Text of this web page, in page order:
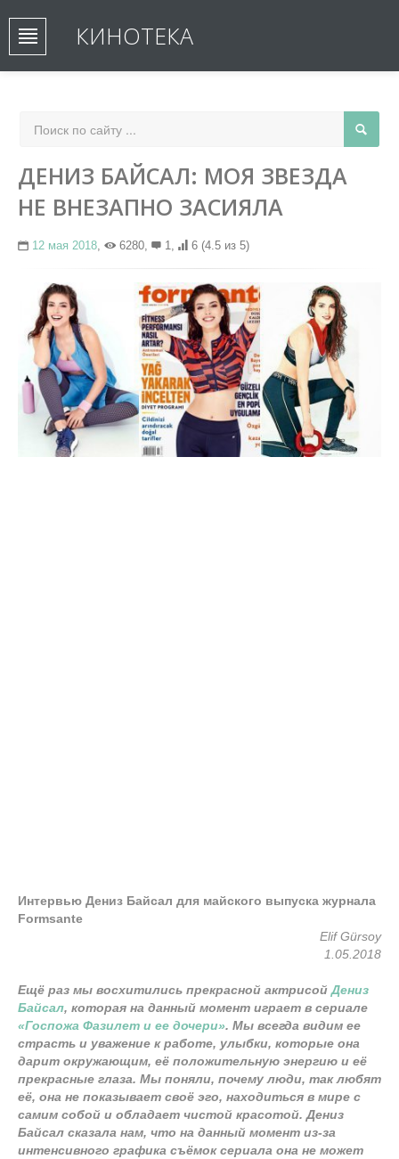
КИНОТЕКА
ДЕНИЗ БАЙСАЛ: МОЯ ЗВЕЗДА
НЕ ВНЕЗАПНО ЗАСИЯЛА
12 мая 2018, 6280, 1, 6 (4.5 из 5)
Интервью Дениз Байсал для майского выпуска журнала
Formsante
Elif Gürsoy
1.05.2018
Ещё раз мы восхитились прекрасной актрисой Дениз
Байсал, которая на данный момент играет в сериале
«Госпожа Фазилет и ее дочери». Мы всегда видим ее
страсть и уважение к работе, улыбки, которые она
дарит окружающим, её положительную энергию и её
прекрасные глаза. Мы поняли, почему люди, так любят
её, она не показывает своё эго, находиться в мире с
самим собой и обладает чистой красотой. Дениз
Байсал сказала нам, что на данный момент из-за
интенсивного графика съёмок сериала она не может